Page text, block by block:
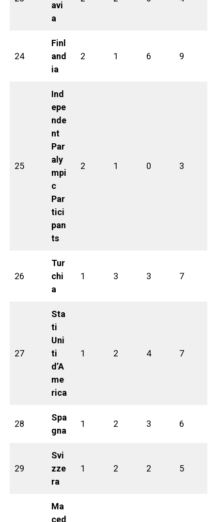
avi
a
24
Finl
and
ia
2 1 6 9
25
Ind
epe
nde
nt
Par
aly
mpi
c
Par
tici
pan
ts
2 1 0 3
26
Tur
chi
a
1 3 3 7
27
Sta
ti
Uni
ti
d’A
me
rica
1 2 4 7
28
Spa
gna
1 2 3 6
29
Svi
zze
ra
1 2 2 5
Ma
ced